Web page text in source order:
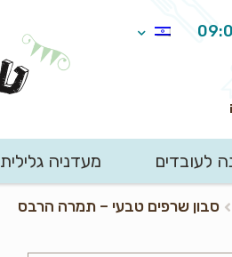
לעובדים מעדניה גלילית
סבון שרפים טבעי – תמרה הרבס